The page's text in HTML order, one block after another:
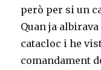
però per si un
Quan ja
catacloc i he
comandament